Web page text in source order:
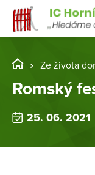
Ze života
Romský
25. 06. 2021